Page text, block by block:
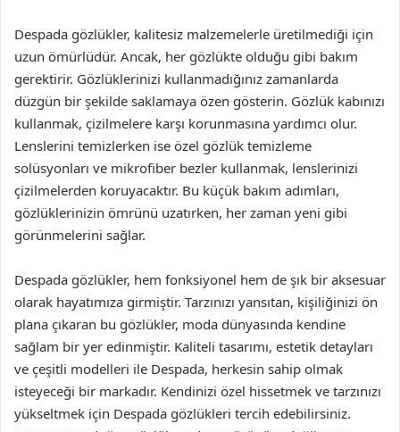
Despada gözlükler, kalitesiz malzemelerle üretilmediği için
uzun ömürlüdür. Ancak, her gözlükte olduğu gibi bakım
gerektirir. Gözlüklerinizi kullanmadığınız zamanlarda
düzgün bir şekilde saklamaya özen gösterin. Gözlük kabınızı
kullanmak, çizilmelere karşı korunmasına yardımcı olur.
Lenslerini temizlerken ise özel gözlük temizleme
solüsyonları ve mikrofiber bezler kullanmak, lenslerinizi
çizilmelerden koruyacaktır. Bu küçük bakım adımları,
gözlüklerinizin ömrünü uzatırken, her zaman yeni gibi
görünmelerini sağlar.
Despada gözlükler, hem fonksiyonel hem de şık bir aksesuar
olarak hayatımıza girmiştir. Tarzınızı yansıtan, kişiliğinizi ön
plana çıkaran bu gözlükler, moda dünyasında kendine
sağlam bir yer edinmiştir. Kaliteli tasarımı, estetik detayları
ve çeşitli modelleri ile Despada, herkesin sahip olmak
isteyeceği bir markadır. Kendinizi özel hissetmek ve tarzınızı
yükseltmek için Despada gözlükleri tercih edebilirsiniz.